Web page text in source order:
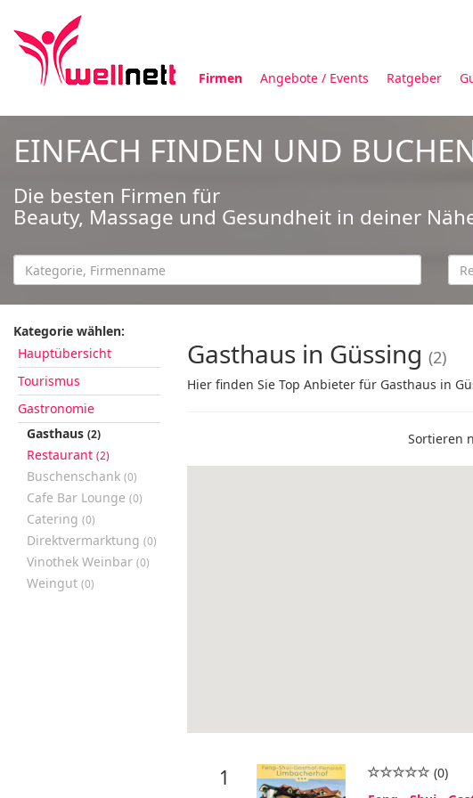
Firmen Angebote / Events Ratgeber
EINFACH FINDEN UND
Die besten Firmen für
Beauty, Massage und Gesundheit in deiner
Kategorie wählen:
Hauptübersicht
Tourismus
Gastronomie
Gasthaus (2)
Restaurant (2)
Buschenschank (0)
Cafe Bar Lounge (0)
Catering (0)
Direktvermarktung (0)
Vinothek Weinbar (0)
Weingut (0)
Gasthaus in Güssing (2)
Hier finden Sie Top Anbieter für Gasthaus in
Sortieren
1
(0)